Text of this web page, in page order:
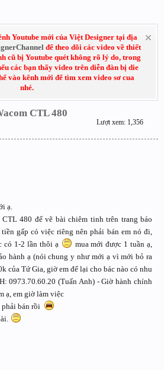
Youtube mới của Việt Designer tại địa
để theo dõi các video về thiết
cũ bị Youtube quét không rõ lý do, trong
các bạn thấy video trên diễn đàn bị die
vào kênh mới để tìm xem video sơ cua
nhé.
CTL 480
Lượt xem: 1,356
ạ.
CTL 480 để vẽ bài chiêm tinh trên trang báo
gấp có việc riêng nên phải bán em nó đi,
có 1-2 lần thôi ạ
mua mới được 1 tuần ạ,
hành ạ (nói chung y như mới ạ vì mới bỏ ra
của Tứ Gia, giờ em để lại cho bác nào có nhu
0973.70.60.20 (Tuấn Anh) - Giờ hành chính
ạ, em giờ làm việc
phải bán rồi